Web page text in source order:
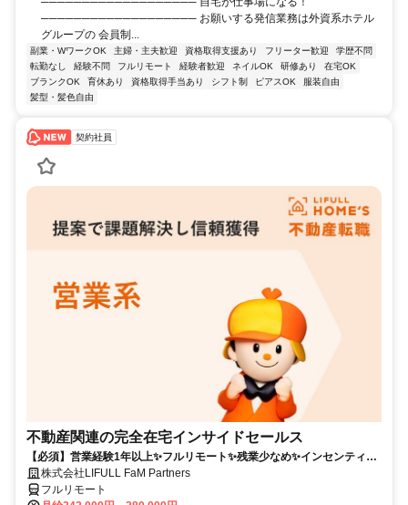
─────────────────── お願いする発信業務は外資系ホテル
グループの 会員制...
副業・WワークOK 主婦・主夫歓迎 資格取得支援あり フリーター歓迎
学歴不問
転勤なし
経験不問 フルリモート 経験者歓迎 ネイルOK 研修あり
在宅OK
ブランクOK
育休あり 資格取得手当あり シフト制 ピアスOK
服装自由
髪型・髪色自由
契約社員
不動産関連の完全在宅インサイドセールス
【必須】営業経験1年以上✨フルリモート✨残業少なめ✨インセンティブ
有 株式会社LIFULL FaM Partners
フルリモート